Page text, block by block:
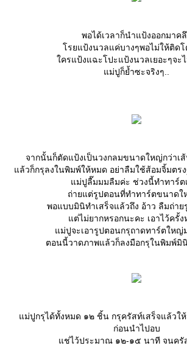
พอได้เวลาก็นำแป้งออกมาค
รยแป้งนวลแค่บางๆพอไม่ให้ติดโ
ครแป้งแฉะโปะแป้งนวลเยอะๆจะไ
ม่ปูก็ย้ำซะจริงๆ..
จากนั้นก็ตัดแป้งเป็นวงกลมขนาดใหญ่กว่าเ
ล้วก็กรุลงในพิมพ์ให้หมด อย่าลืมใช้ส้อมจิ้มตร
ม่ปูลื๊มมมลืมค่ะ ช่วงนี้ทำทาร์ต
ถ่ายแต่รูปตอนที่ทำทาร์ตขนาดใ
พอแบบมินิทำเสร็จแล้วถึง อ้าว ลืมถ่าย
ต่ไม่ยากหรอกนะคะ เอาไว้ครั้งห
ม่ปูจะเอารูปตอนกรุถาดทาร์ตใหญ่
ตอนนี้วาดภาพแล้วก็ลงมือกรุในพิมพ์มิ
ม่ปูกรุได้ทั้งหมด ๑๒ ชิ้น กรุครัสท์เสร็จแล้วใ
ก่อนนำไปอบ
ช่ไว้ประมาณ ๑๒-๑๕ นาที จนครั